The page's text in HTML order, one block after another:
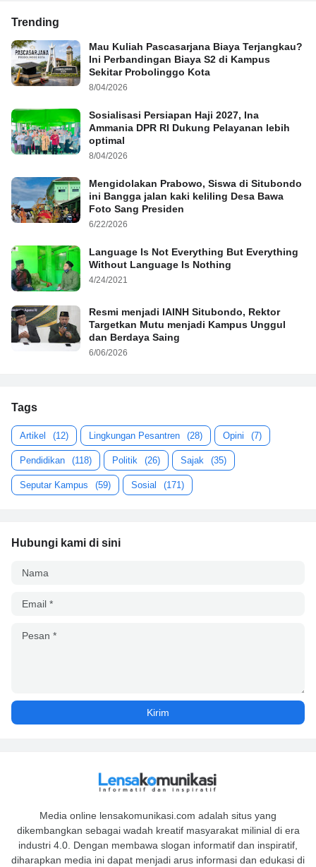
Trending
Mau Kuliah Pascasarjana Biaya Terjangkau?
Ini Perbandingan Biaya S2 di Kampus
Sekitar Probolinggo Kota
8/04/2026
Sosialisasi Persiapan Haji 2027, Ina
Ammania DPR RI Dukung Pelayanan lebih
optimal
8/04/2026
Mengidolakan Prabowo, Siswa di Situbondo
ini Bangga jalan kaki keliling Desa Bawa
Foto Sang Presiden
6/22/2026
Language Is Not Everything But Everything
Without Language Is Nothing
4/24/2021
Resmi menjadi IAINH Situbondo, Rektor
Targetkan Mutu menjadi Kampus Unggul
dan Berdaya Saing
6/06/2026
Tags
Artikel (12) Lingkungan Pesantren (28) Opini (7)
Pendidikan (118) Politik (26) Sajak (35)
Seputar Kampus (59) Sosial (171)
Hubungi kami di sini
Media online lensakomunikasi.com adalah situs yang
dikembangkan sebagai wadah kreatif masyarakat milinial di era
industri 4.0. Dengan membawa slogan informatif dan inspiratif,
diharapkan media ini dapat menjadi arus informasi dan edukasi di